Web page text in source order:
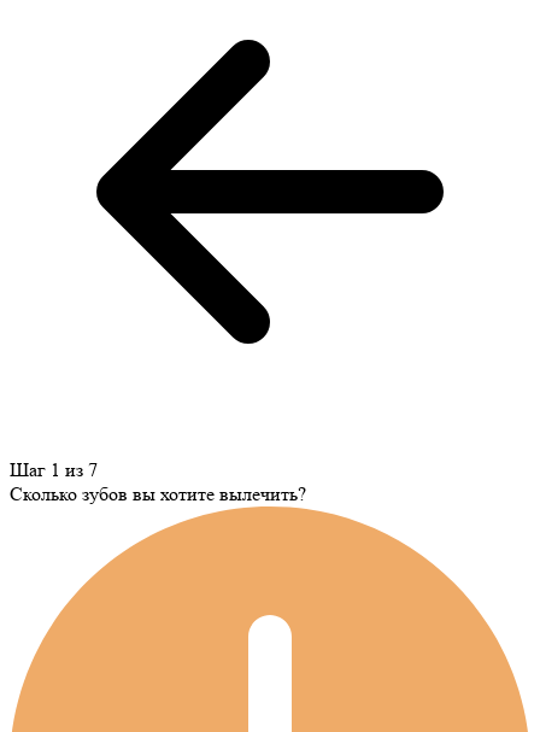
Шаг 1 из 7
Сколько зубов вы хотите вылечить?